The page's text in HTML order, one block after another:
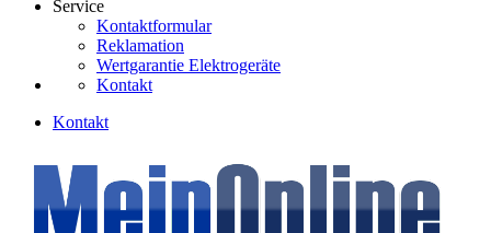
Service
Kontaktformular
Reklamation
Wertgarantie Elektrogeräte
Kontakt
Kontakt